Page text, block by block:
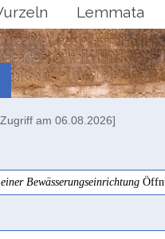
Lemmata
am 06.08.2026]
Bewässerungseinrichtung